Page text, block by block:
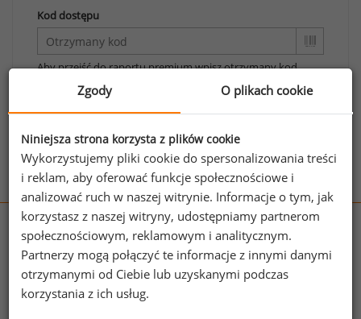
Kod dostępu
Aby przejść do raportu premium wpisz otrzymany kod.
Wykorzystaj kod
Aby otrzymać darmowy kod dostępu weź udział
wOgólnopolskim Badaniu Wynagrodzeń.
wynagrodzenia.pl
sedlak.pl
kfw.sedlak.pl
rynekpracy.pl
raportyplacowe.pl
badaniaHR.pl
Zgody O plikach cookie
Niniejsza strona korzysta z plików cookie
Wykorzystujemy pliki cookie do spersonalizowania treści
i reklam, aby oferować funkcje społecznościowe i
analizować ruch w naszej witrynie. Informacje o tym, jak
korzystasz z naszej witryny, udostępniamy partnerom
społecznościowym, reklamowym i analitycznym.
Partnerzy mogą połączyć te informacje z innymi danymi
otrzymanymi od Ciebie lub uzyskanymi podczas
korzystania z ich usług.